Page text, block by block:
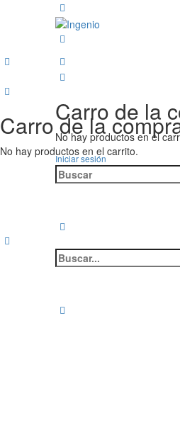
panel
lateral
Carro de la
No hay productos en el
Iniciar sesión
Carro de la
No hay productos en el carrito.
Buscar:
Buscar: